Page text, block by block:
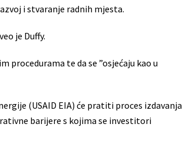
i stvaranje radnih mjesta.
je Duffy.
procedurama te da se ”osjećaju kao u
(USAID EIA) će pratiti proces izdavanja
barijere s kojima se investitori